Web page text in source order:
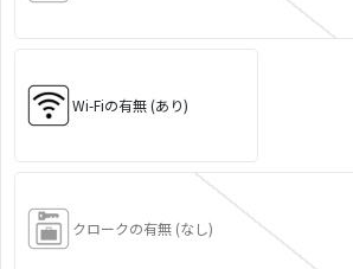
Wi-Fiの有無 (あり)
クロークの有無 (なし)